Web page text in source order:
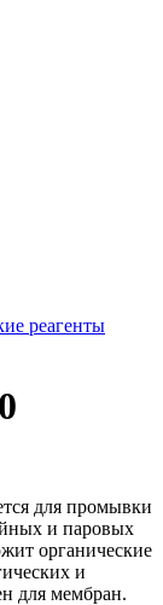
реагенты
для промывки
и паровых
органические
и
для мембран.